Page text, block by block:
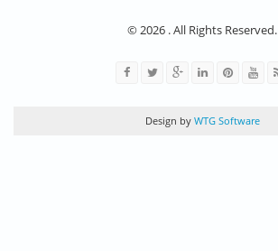
© 2026 . All Rights Reserved.
Design byWTG Software